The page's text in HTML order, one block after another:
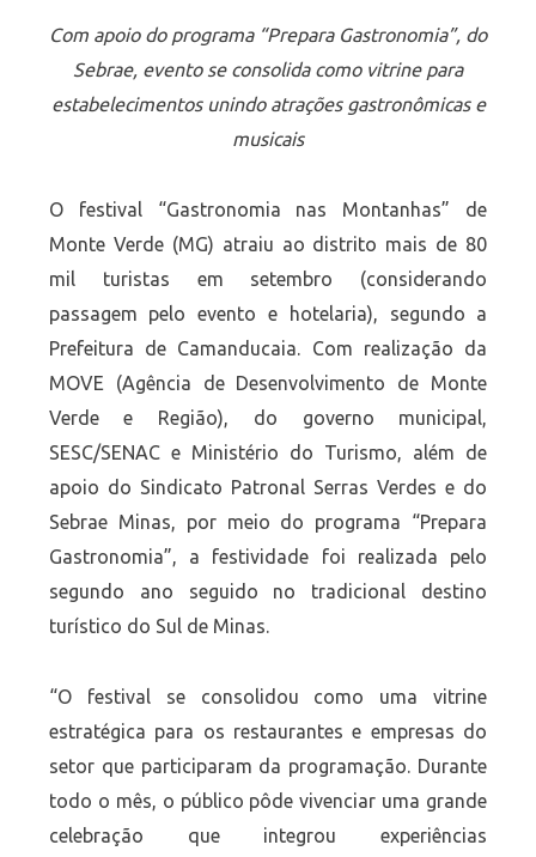
Com apoio do programa “Prepara Gastronomia”, do
Sebrae, evento se consolida como vitrine para
estabelecimentos unindo atrações gastronômicas e
musicais
O festival “Gastronomia nas Montanhas” de
Monte Verde (MG) atraiu ao distrito mais de 80
mil turistas em setembro (considerando
passagem pelo evento e hotelaria), segundo a
Prefeitura de Camanducaia. Com realização da
MOVE (Agência de Desenvolvimento de Monte
Verde e Região), do governo municipal,
SESC/SENAC e Ministério do Turismo, além de
apoio do Sindicato Patronal Serras Verdes e do
Sebrae Minas, por meio do programa “Prepara
Gastronomia”, a festividade foi realizada pelo
segundo ano seguido no tradicional destino
turístico do Sul de Minas.
“O festival se consolidou como uma vitrine
estratégica para os restaurantes e empresas do
setor que participaram da programação. Durante
todo o mês, o público pôde vivenciar uma grande
celebração que integrou experiências